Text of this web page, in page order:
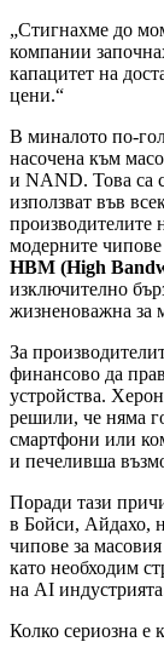
„Стигнахме до
компании
капацитет на
цени.“
В миналото по-
насочена към
и NAND. Това са
използват във
производителите
модерните чипове
HBM (High
изключително
жизненоважна за
За
финансово да
устройства.
решили, че няма
смартфони или
и печеливша
Поради тази
в Бойси, Айдахо,
чипове за
като необходим
на AI
Колко сериозна е